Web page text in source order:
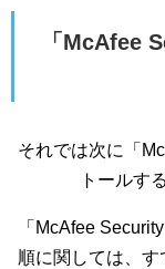
「McAfee
それでは次に「
トールす
「McAfee
順に関しては、